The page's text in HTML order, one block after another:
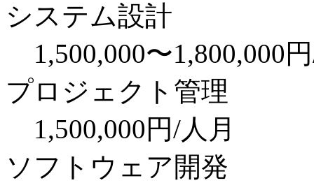
システム設計
1,500,000〜1,800,000
プロジェクト管理
1,500,000円/人月
ソフトウェア開発